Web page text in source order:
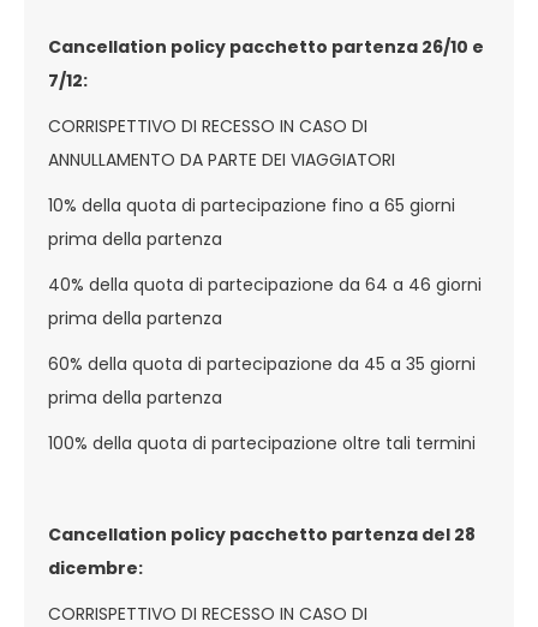
Cancellation policy pacchetto partenza 26/10 e
7/12:
CORRISPETTIVO DI RECESSO IN CASO DI
ANNULLAMENTO DA PARTE DEI VIAGGIATORI
10% della quota di partecipazione fino a 65 giorni
prima della partenza
40% della quota di partecipazione da 64 a 46 giorni
prima della partenza
60% della quota di partecipazione da 45 a 35 giorni
prima della partenza
100% della quota di partecipazione oltre tali termini
Cancellation policy pacchetto partenza del 28
dicembre:
CORRISPETTIVO DI RECESSO IN CASO DI